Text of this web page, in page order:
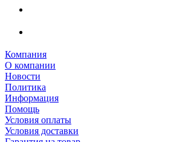
Компания
О компании
Новости
Политика
Информация
Помощь
Условия оплаты
Условия доставки